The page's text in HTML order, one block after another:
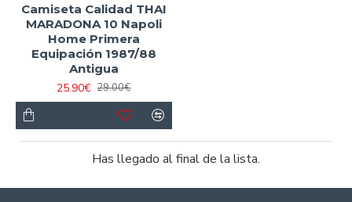
Camiseta Calidad THAI
MARADONA 10 Napoli
Home Primera
Equipación 1987/88
Antigua
25.90€ 29.00€
Has llegado al final de la lista.